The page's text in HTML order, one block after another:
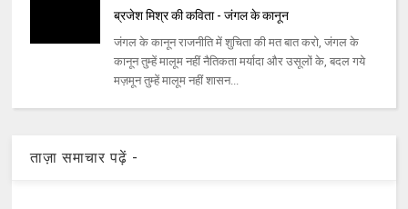
ब्रजेश मिश्र की कविता - जंगल के कानून
जंगल के कानून राजनीति में शुचिता की मत बात करो, जंगल के
कानून तुम्हें मालूम नहीं नैतिकता मर्यादा और उसूलों के, बदल गये
मज़मून तुम्हें मालूम नहीं शासन...
ताज़ा समाचार पढ़ें -